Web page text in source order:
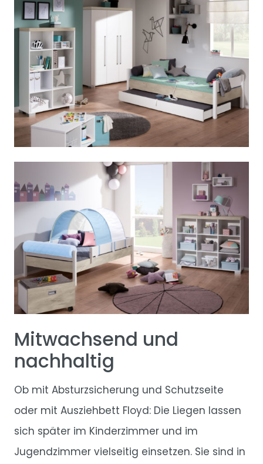
Mitwachsend und
nachhaltig
Ob mit Absturzsicherung und Schutzseite
oder mit Ausziehbett Floyd: Die Liegen lassen
sich später im Kinderzimmer und im
Jugendzimmer vielseitig einsetzen. Sie sind in